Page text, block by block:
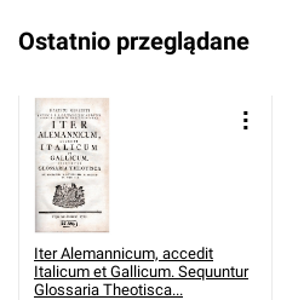
Ostatnio przeglądane
Iter Alemannicum, accedit
Italicum et Gallicum. Sequuntur
Glossaria Theotisca...